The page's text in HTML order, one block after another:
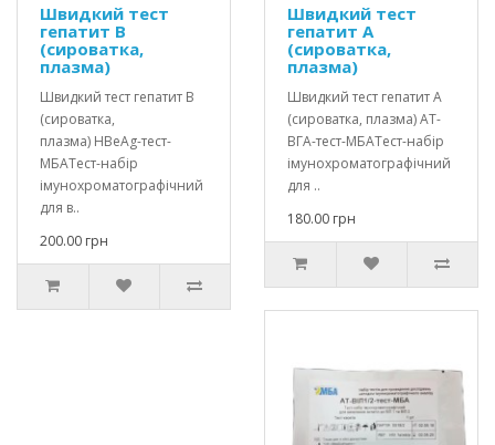
Швидкий тест
гепатит В
(сироватка,
плазма)
Швидкий тест гепатит В
(сироватка,
плазма) HBеAg-тест-
МБАТест-набір
імунохроматографічний
для в..
200.00 грн
Швидкий тест
гепатит А
(сироватка,
плазма)
Швидкий тест гепатит А
(сироватка, плазма) АТ-
ВГА-тест-МБАТест-набір
імунохроматографічний
для ..
180.00 грн